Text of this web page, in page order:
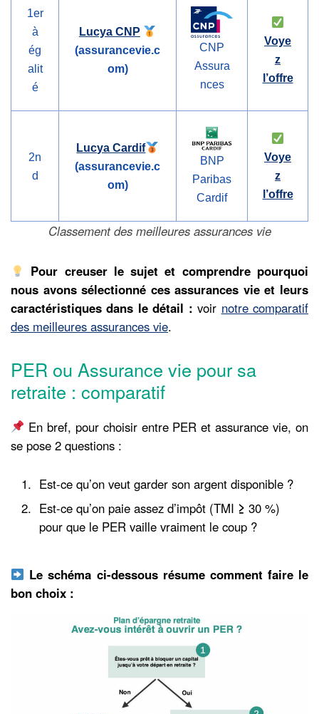
1er
à
ég
alit
é
Lucya CNP
(assurancevie.c
om)
CNP
Assura
nces
Voye
z
l’offre
2n
d
Lucya Cardif
(assurancevie.c
om)
BNP
Paribas
Cardif
Voye
z
l’offre
Classement des meilleures assurances vie
Pour creuser le sujet et comprendre pourquoi
nous avons sélectionné ces assurances vie et leurs
caractéristiques dans le détail : voir notre comparatif
des meilleures assurances vie.
PER ou Assurance vie pour sa
retraite : comparatif
En bref, pour choisir entre PER et assurance vie, on
se pose 2 questions :
Est-ce qu’on veut garder son argent disponible ?
Est-ce qu’on paie assez d’impôt (TMI ≥ 30 %)
pour que le PER vaille vraiment le coup ?
Le schéma ci-dessous résume comment faire le
bon choix :